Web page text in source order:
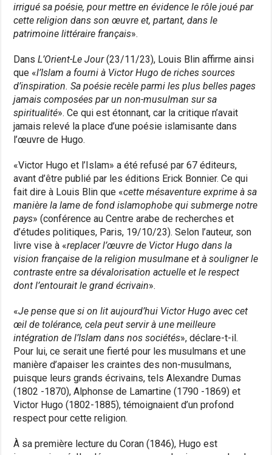
irrigué sa poésie, pour mettre en évidence le rôle joué par
cette religion dans son œuvre et, partant, dans le
patrimoine littéraire français».
DansL’Orient-Le Jour(23/11/23), Louis Blin affirme ainsi
que «l’Islam a fourni à Victor Hugo de riches sources
d’inspiration. Sa poésie recèle parmi les plus belles pages
jamais composées par un non-musulman sur sa
spiritualité». Ce qui est étonnant, car la critique n’avait
jamais relevé la place d’une poésie islamisante dans
l’œuvre de Hugo.
«Victor Hugo et l’Islam» a été refusé par 67 éditeurs,
avant d’être publié par les éditions Erick Bonnier. Ce qui
fait dire à Louis Blin que «cette mésaventure exprime à sa
manière la lame de fond islamophobe qui submerge notre
pays» (conférence au Centre arabe de recherches et
d’études politiques, Paris, 19/10/23). Selon l’auteur, son
livre vise à «replacer l’œuvre de Victor Hugo dans la
vision française de la religion musulmane et à souligner le
contraste entre sa dévalorisation actuelle et le respect
dont l’entourait le grand écrivain».
«Je pense que si on lit aujourd’hui Victor Hugo avec cet
œil de tolérance, cela peut servir à une meilleure
intégration de l’Islam dans nos sociétés», déclare-t-il.
Pour lui, ce serait une fierté pour les musulmans et une
manière d’apaiser les craintes des non-musulmans,
puisque leurs grands écrivains, tels Alexandre Dumas
(1802 -1870), Alphonse de Lamartine (1790 -1869) et
Victor Hugo (1802-1885), témoignaient d’un profond
respect pour cette religion.
À sa première lecture du Coran (1846), Hugo est